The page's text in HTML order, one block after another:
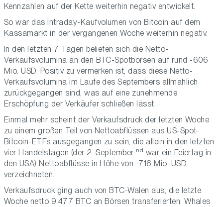
Kennzahlen auf der Kette weiterhin negativ entwickelt.
So war das Intraday-Kaufvolumen von Bitcoin auf dem
Kassamarkt in der vergangenen Woche weiterhin negativ.
In den letzten 7 Tagen beliefen sich die Netto-
Verkaufsvolumina an den BTC-Spotbörsen auf rund -606
Mio. USD. Positiv zu vermerken ist, dass diese Netto-
Verkaufsvolumina im Laufe des Septembers allmählich
zurückgegangen sind, was auf eine zunehmende
Erschöpfung der Verkäufer schließen lässt.
Einmal mehr scheint der Verkaufsdruck der letzten Woche
zu einem großen Teil von Nettoabflüssen aus US-Spot-
Bitcoin-ETFs ausgegangen zu sein, die allein in den letzten
vier Handelstagen (der 2. September nd war ein Feiertag in
den USA) Nettoabflüsse in Höhe von -716 Mio. USD
verzeichneten.
Verkaufsdruck ging auch von BTC-Walen aus, die letzte
Woche netto 9.477 BTC an Börsen transferierten. Whales